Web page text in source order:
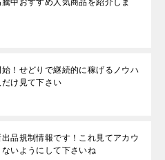
！せどりで継続的に稼げるノウハ
け見て下さい
品規制情報です！これ見てアカウ
いようにして下さいね